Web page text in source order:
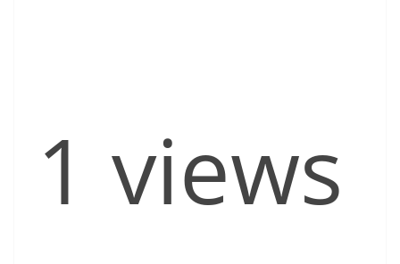
1 views